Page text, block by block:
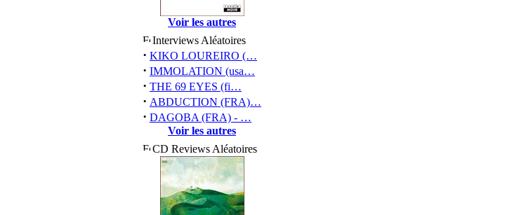
Voir les autres
Interviews Aléatoires
· KIKO LOUREIRO (…
· IMMOLATION (usa…
· THE 69 EYES (fi…
· ABDUCTION (FRA)…
· DAGOBA (FRA) - …
Voir les autres
CD Reviews Aléatoires